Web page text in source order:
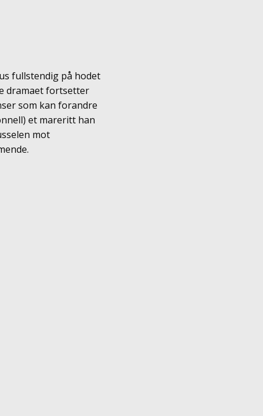
fullstendig på hodet
dramaet fortsetter
som kan forandre
et mareritt han
mot